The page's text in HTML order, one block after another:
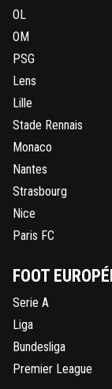
OL
OM
PSG
Lens
Lille
Stade Rennais
Monaco
Nantes
Strasbourg
Nice
Paris FC
FOOT
Serie A
Liga
Bundesliga
Premier League